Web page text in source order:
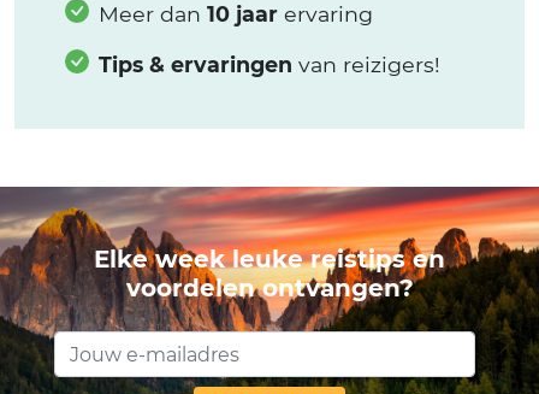
Meer dan 10 jaar ervaring
Tips & ervaringen van reizigers!
Elke week leuke reistips en
voordelen ontvangen?